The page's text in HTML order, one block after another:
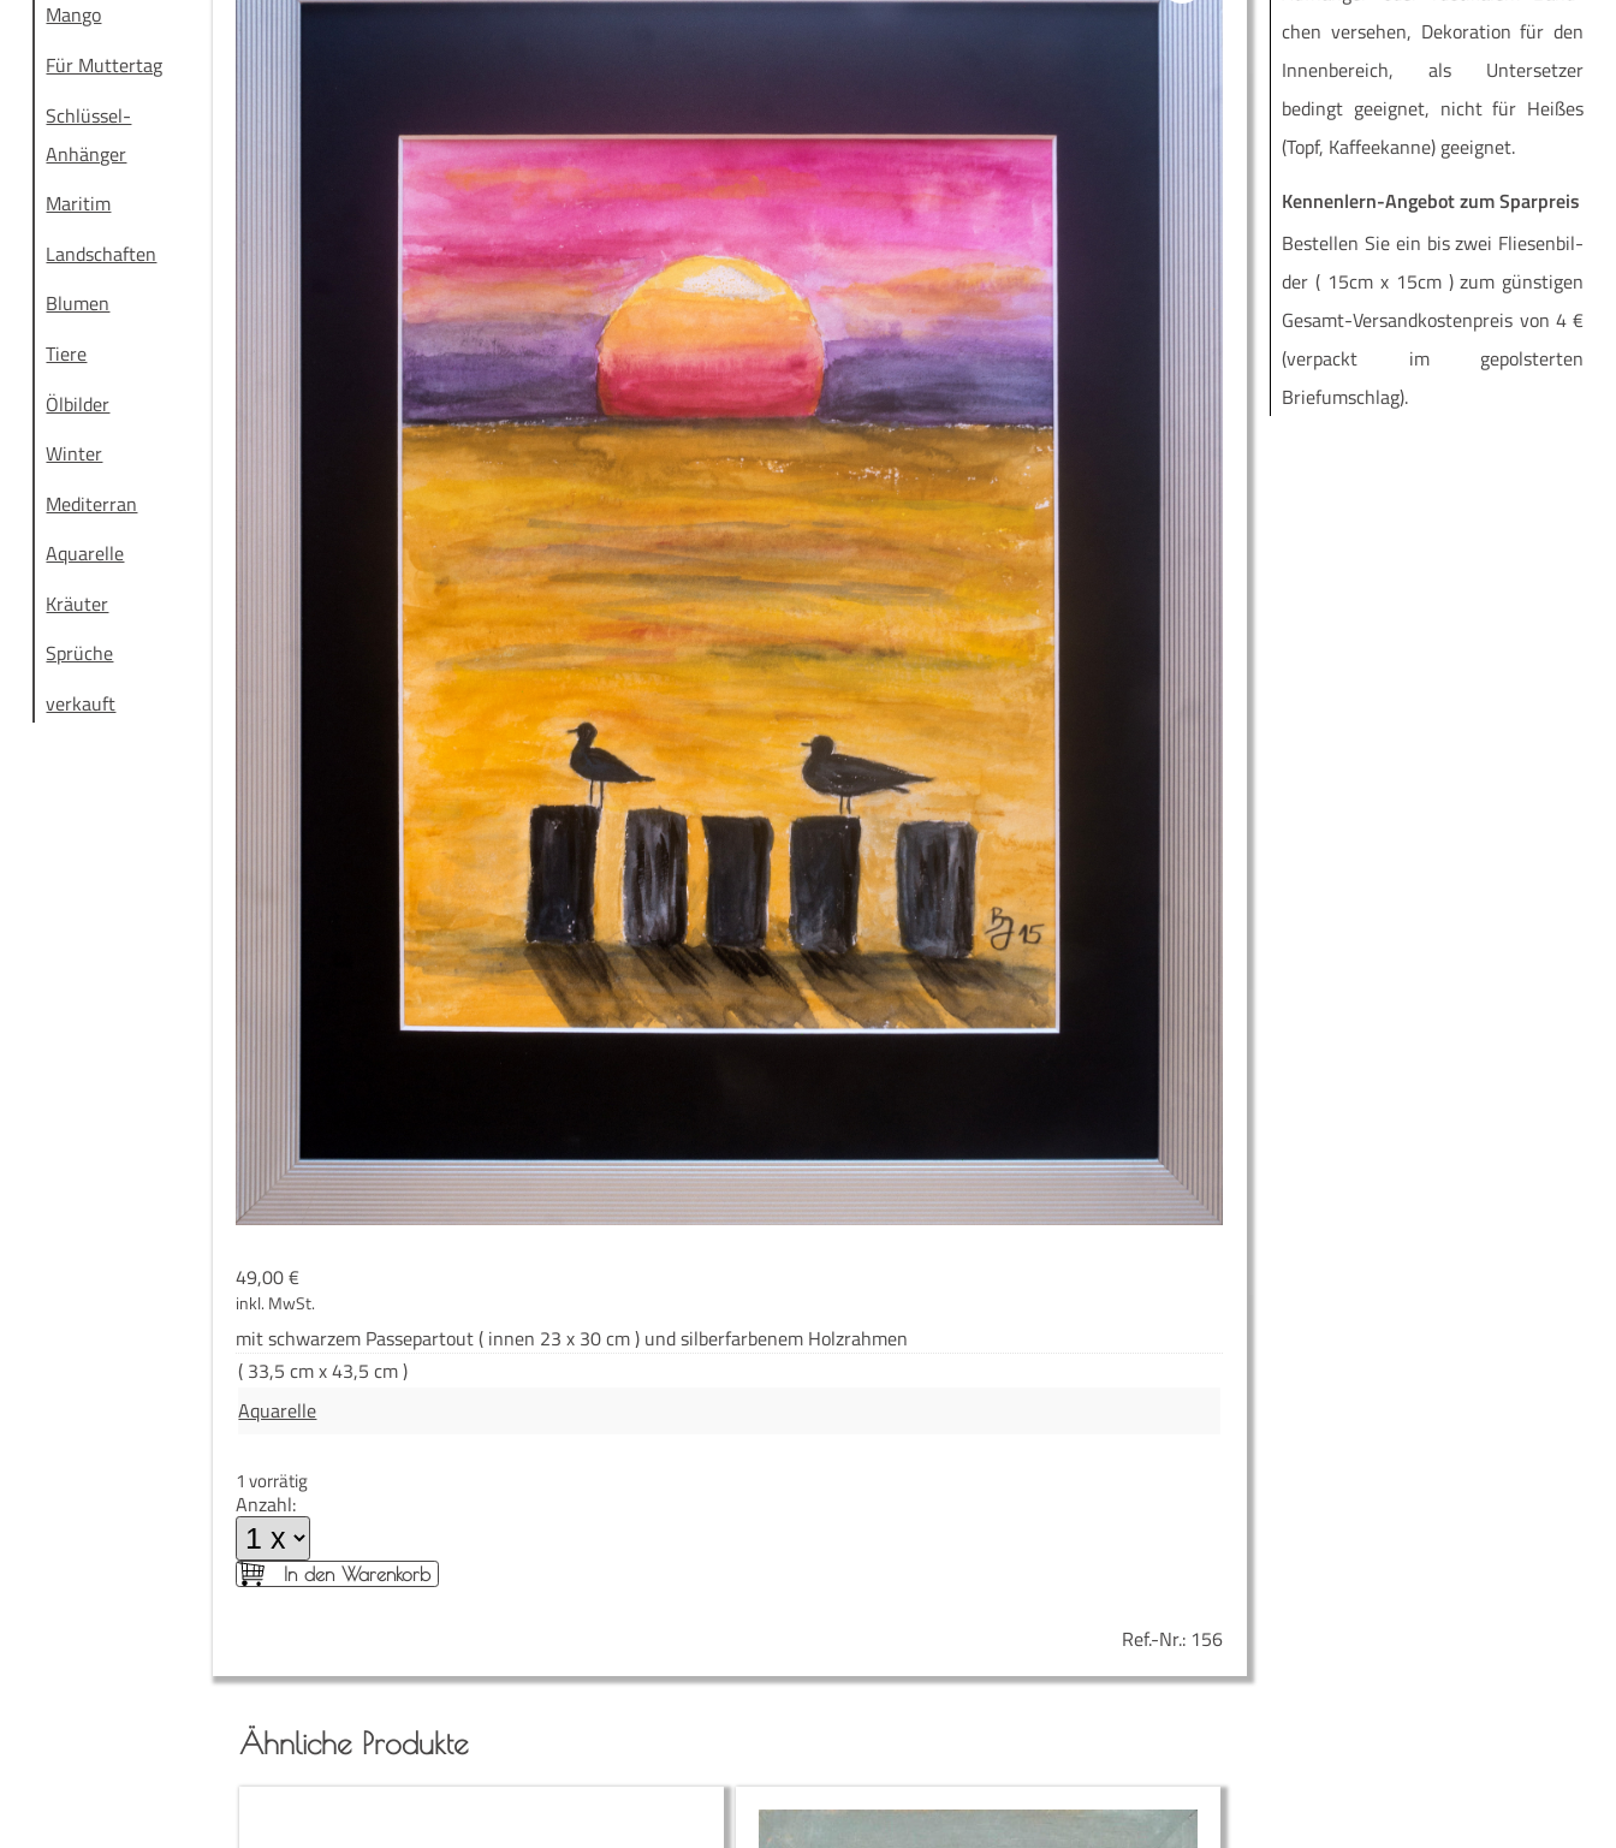
49,00€
inkl. MwSt.
mit schwar­zem Pas­se­par­tout ( innen 23 x 30 cm ) und sil­ber­far­be­nem Holzrahmen
( 33,5 cm x 43,5 cm )
Aquarelle
1 vorrätig
Anzahl:
In den Warenkorb
Ref.-Nr.: 156
Mango
Für Muttertag
Schlüssel-
Anhänger
Maritim
Landschaften
Blumen
Tiere
Ölbilder
Winter
Mediterran
Aquarelle
Kräuter
Sprüche
verkauft
Ähnliche Produkte
chen ver­se­hen, Deko­ra­ti­on für den
Innen­be­reich, als Unter­set­zer
bedingt geeig­net, nicht für Hei­ßes
(Topf, Kaf­fee­kan­ne) geeignet.
Kennenlern-Angebot zum Sparpreis
Be­stel­len Sie ein bis zwei Flie­sen­bil­
der ( 15cm x 15cm ) zum güns­ti­gen
Ge­­samt-Ver­­­san­d­­kos­­ten­­preis von 4 €
(ver­packt im ge­pols­ter­ten
Briefumschlag).